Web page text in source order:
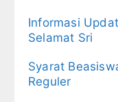
Informasi
Selamat Sri
Syarat
Reguler